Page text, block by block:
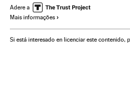
Financiamento ilegal Destituições
Corrupção política
Governo Brasil Conflitos políticos
Adere a
Mais informações
Si está interesado en licenciar este contenido,